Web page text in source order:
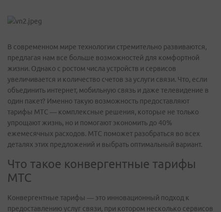
В современном мире технологии стремительно развиваются,
предлагая нам все больше возможностей для комфортной
жизни. Однако с ростом числа устройств и сервисов
увеличивается и количество счетов за услуги связи. Что, если
объединить интернет, мобильную связь и даже телевидение в
один пакет? Именно такую возможность предоставляют
тарифы МТС — комплексные решения, которые не только
упрощают жизнь, но и помогают экономить до 40%
ежемесячных расходов. МТС поможет разобраться во всех
деталях этих предложений и выбрать оптимальный вариант.
Что такое конвергентные тарифы
МТС
Конвергентные тарифы — это инновационный подход к
предоставлению услуг связи, при котором несколько сервисов